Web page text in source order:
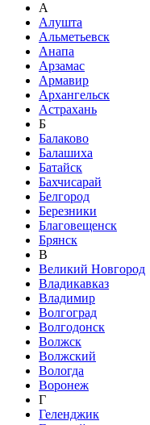
А
Алушта
Альметьевск
Анапа
Арзамас
Армавир
Архангельск
Астрахань
Б
Балаково
Балашиха
Батайск
Бахчисарай
Белгород
Березники
Благовещенск
Брянск
В
Великий Новгород
Владикавказ
Владимир
Волгоград
Волгодонск
Волжск
Волжский
Вологда
Воронеж
Г
Геленджик